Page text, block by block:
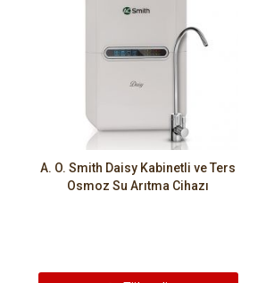
A. O. Smith Daisy Kabinetli ve Ters
Osmoz Su Arıtma Cihazı